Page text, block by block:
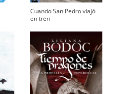
Cuando San Pedro viajó
en tren